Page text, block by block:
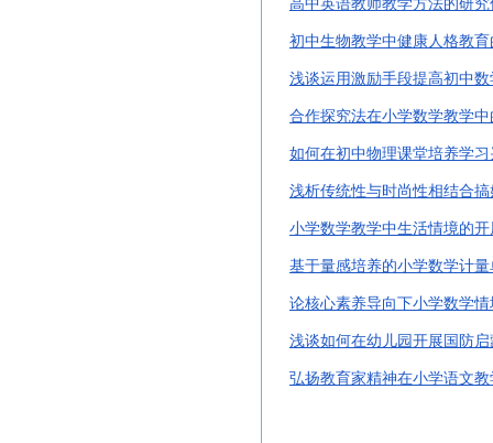
高中英语教师教学方法的研
初中生物教学中健康人格教
浅谈运用激励手段提高初中
合作探究法在小学数学教学
如何在初中物理课堂培养学
浅析传统性与时尚性相结合
小学数学教学中生活情境的
基于量感培养的小学数学计
论核心素养导向下小学数学
浅谈如何在幼儿园开展国防
弘扬教育家精神在小学语文